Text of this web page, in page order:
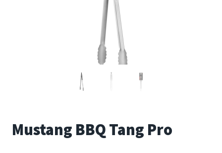
Mustang BBQ Tang Pro